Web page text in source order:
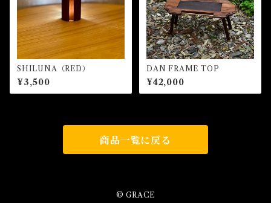
SHILUNA（RED）
¥3,500
DAN FRAME TOP
¥42,000
商品一覧に戻る
© GRACE